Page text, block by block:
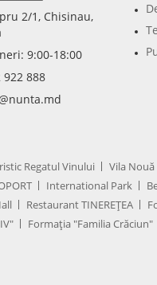
2/1, Chisinau,
9:00-18:00
922 888
Regatul Vinului Vila Nouă
International Park
Restaurant TINEREȚEA
Formația "Familia Crăciun"